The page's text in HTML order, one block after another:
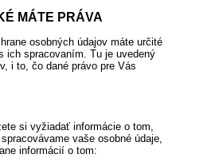
MÁTE PRÁVA
osobných údajov máte určité
ich spracovaním. Tu je uvedený
i to, čo dané právo pre Vás
si vyžiadať informácie o tom,
vaše osobné údaje,
informácií o tom: